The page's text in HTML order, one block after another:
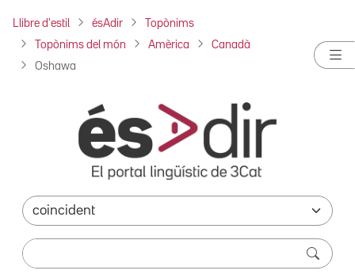
Llibre d'estil ésAdir Topònims
Topònims del món Amèrica Canadà
Oshawa